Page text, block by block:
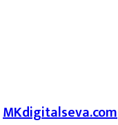
MKdigitalseva.com